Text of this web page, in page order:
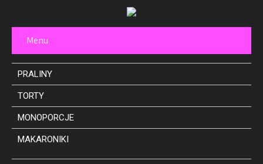
Menu
PRALINY
TORTY
MONOPORCJE
MAKARONIKI